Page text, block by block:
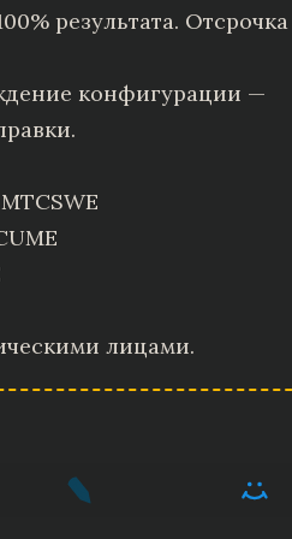
результата. Отсрочка
конфигурации —
лицами.